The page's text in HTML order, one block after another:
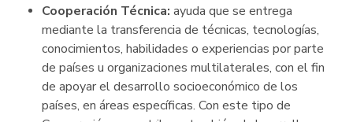
Cooperación Técnica: ayuda que se entrega
mediante la transferencia de técnicas, tecnologías,
conocimientos, habilidades o experiencias por parte
de países u organizaciones multilaterales, con el fin
de apoyar el desarrollo socioeconómico de los
países, en áreas específicas. Con este tipo de